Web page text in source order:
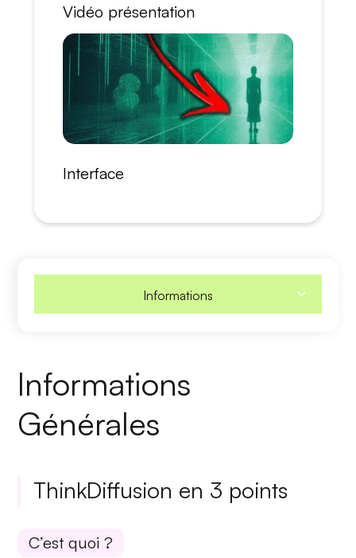
Vidéo présentation
Interface
Informations
Informations
Générales
ThinkDiffusion en 3 points
C’est quoi ?